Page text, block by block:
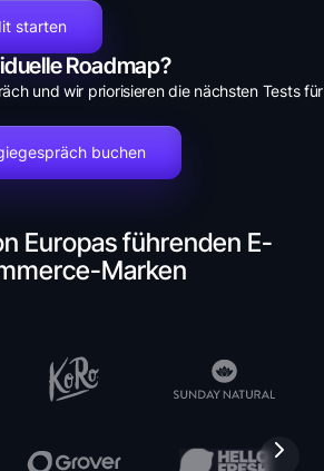
starten
Roadmap?
und wir priorisieren die nächsten Tests für
buchen
Europas führenden E-
Marken